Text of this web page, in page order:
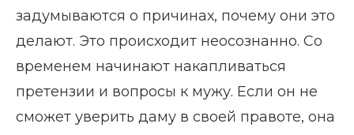
задумываются о причинах, почему они это
делают. Это происходит неосознанно. Со
временем начинают накапливаться
претензии и вопросы к мужу. Если он не
сможет уверить даму в своей правоте, она